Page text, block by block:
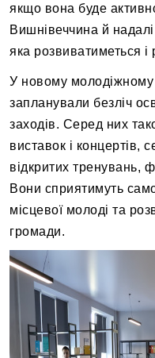
якщо вона буде
Вишнівеччина й
яка розвиватиметься
У новому молодіжному
запланували безліч
заходів. Серед них
виставок і концертів,
відкритих тренувань,
Вони сприятимуть
місцевої молоді та
громади.